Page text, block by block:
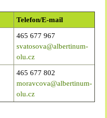
Telefon/E-mail
465 677 967
svatosova@albertinum-
olu.cz
465 677 802
moravcova@albertinum-
olu.cz